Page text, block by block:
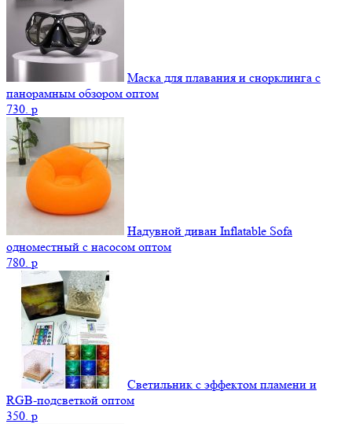
Маска для плавания и снорклинга с
панорамным обзором оптом
730. p
Надувной диван Inflatable Sofa
одноместный с насосом оптом
780. p
Светильник с эффектом пламени и
RGB-подсветкой оптом
350. p